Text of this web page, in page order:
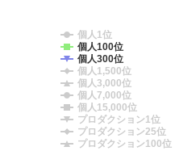
個人1位
個人100位
個人300位
個人1,500位
個人3,000位
個人7,000位
個人15,000位
プロダクション1位
プロダクション25位
プロダクション100位